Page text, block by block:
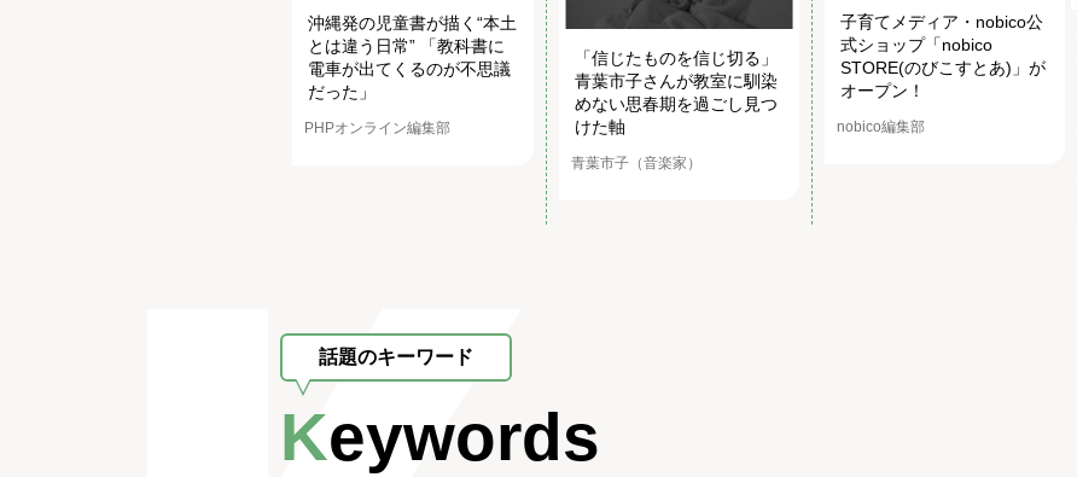
沖縄発の児童書が描く“本土
とは違う日常” 「教科書に
電車が出てくるのが不思議
だった」
PHPオンライン編集部
「信じたものを信じ切る」
青葉市子さんが教室に馴染
めない思春期を過ごし見つ
けた軸
青葉市子（音楽家）
子育てメディア・nobico公
式ショップ「nobico
STORE(のびこすとあ)」が
オープン！
nobico編集部
話題のキーワード
Keywords